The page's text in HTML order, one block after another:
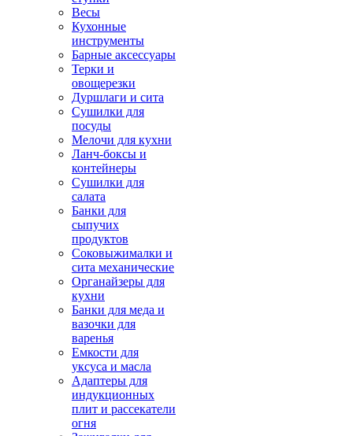
Весы
Кухонные
инструменты
Барные аксессуары
Терки и
овощерезки
Дуршлаги и сита
Сушилки для
посуды
Мелочи для кухни
Ланч-боксы и
контейнеры
Сушилки для
салата
Банки для
сыпучих
продуктов
Соковыжималки и
сита механические
Органайзеры для
кухни
Банки для меда и
вазочки для
варенья
Емкости для
уксуса и масла
Адаптеры для
индукционных
плит и рассекатели
огня